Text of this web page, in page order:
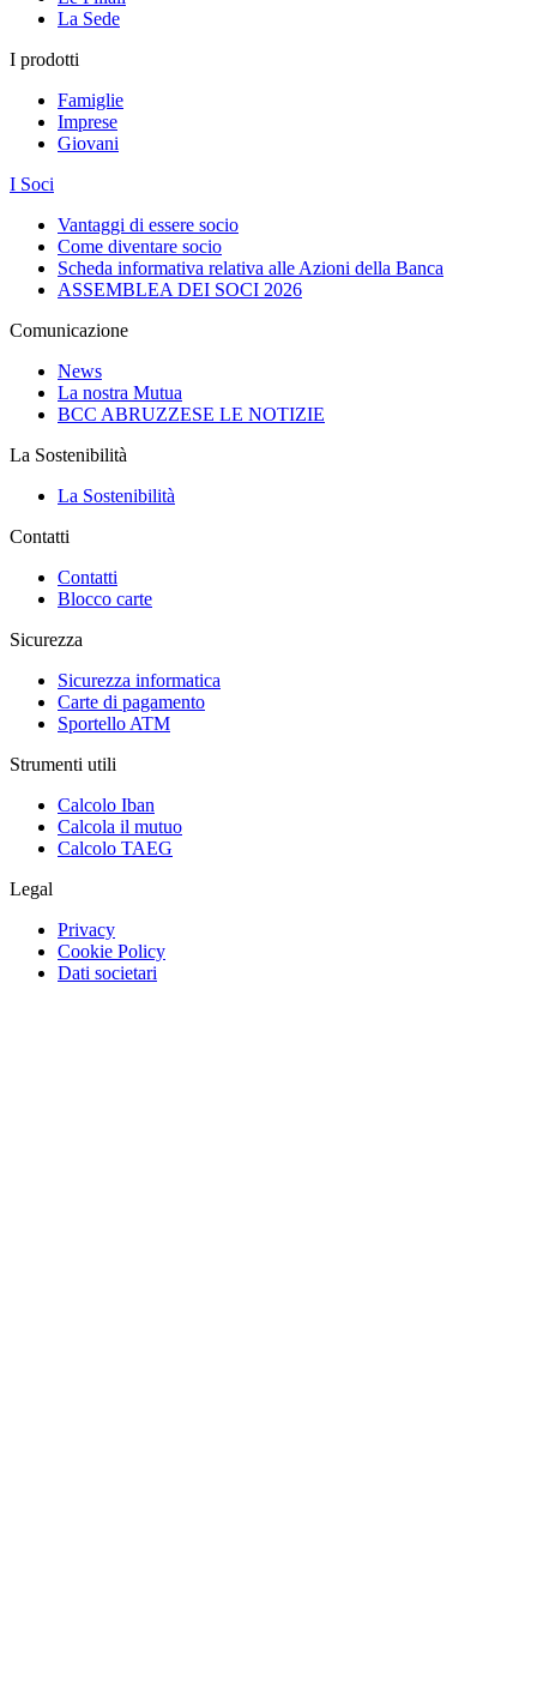
La Sede
I prodotti
Famiglie
Imprese
Giovani
I Soci
Vantaggi di essere socio
Come diventare socio
Scheda informativa relativa alle Azioni della Banca
ASSEMBLEA DEI SOCI 2026
Comunicazione
News
La nostra Mutua
BCC ABRUZZESE LE NOTIZIE
La Sostenibilità
La Sostenibilità
Contatti
Contatti
Blocco carte
Sicurezza
Sicurezza informatica
Carte di pagamento
Sportello ATM
Strumenti utili
Calcolo Iban
Calcola il mutuo
Calcolo TAEG
Legal
Privacy
Cookie Policy
Dati societari